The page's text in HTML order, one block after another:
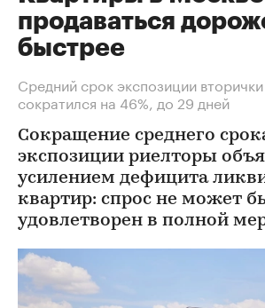
продаваться
быстрее
Средний срок экспозиции
сократился на 46%, до 29 дней
Сокращение среднего
экспозиции риелторы
усилением дефицита
квартир: спрос не может
удовлетворен в полной